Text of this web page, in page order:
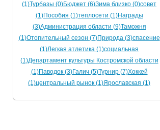
(1)Турбазы (0)Бюджет (6)Зима близко (0)совет
(1)Пособия (1)теплосети (1)Награды
(3)Администрация области (9)Таможня
(1)Отопительный сезон (7)Природа (3)спасение
(1)Легкая атлетика (1)социальная
(1)Департамент культуры Костромской области
(1)Паводок (3)Галич (5)Турнир (7)Хоккей
(1)центральный рынок (1)Ярославская (1)